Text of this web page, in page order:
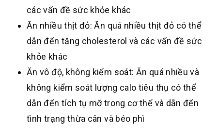
các vấn đề sức khỏe khác
Ăn nhiều thịt đỏ: Ăn quá nhiều thịt đỏ có thể
dẫn đến tăng cholesterol và các vấn đề sức
khỏe khác
Ăn vô độ, không kiểm soát: Ăn quá nhiều và
không kiểm soát lượng calo tiêu thụ có thể
dẫn đến tích tụ mỡ trong cơ thể và dẫn đến
tình trạng thừa cân và béo phì